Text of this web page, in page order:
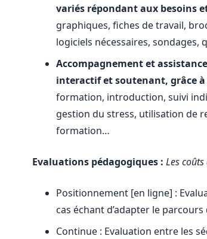
variés répondant aux besoins
graphiques, fiches de travail,
logiciels nécessaires,
Accompagnement et
interactif et soutenant, grâce à
formation, introduction, suivi
gestion du stress, utilisation de
formation…
Evaluations pédagogiques : Les
Positionnement [en ligne] :
cas échant d’adapter le
Continue : Evaluation entre les